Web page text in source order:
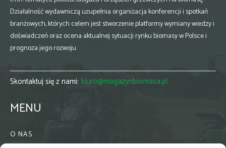
Działalność wydawniczą uzupełnia organizacja konferencji i spotkań
branżowych, których celem jest stworzenie platformy wymiany wiedzy i
doświadczeń oraz ocena aktualnej sytuacji rynku biomasy w Polsce i
prognoza jego rozwoju.
Skontaktuj się z nami: biuro@magazynbiomasa.pl
MENU
O NAS